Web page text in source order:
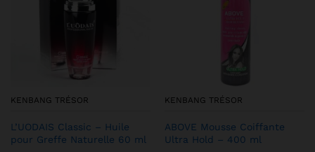
KENBANG TRÉSOR
L’UODAIS Classic – Huile
pour Greffe Naturelle 60 ml
KENBANG TRÉSOR
ABOVE Mousse Coiffante
Ultra Hold – 400 ml